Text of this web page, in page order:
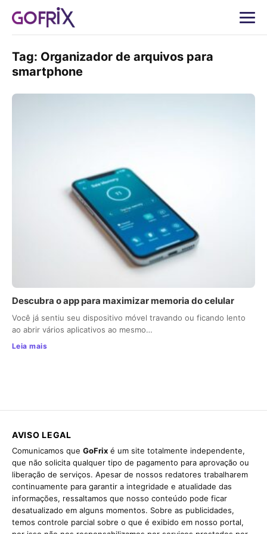
Tag: Organizador de arquivos para
smartphone
Descubra o app para maximizar memoria do celular
Você já sentiu seu dispositivo móvel travando ou ficando lento
ao abrir vários aplicativos ao mesmo…
Leia mais
AVISO LEGAL
Comunicamos que GoFrix é um site totalmente independente,
que não solicita qualquer tipo de pagamento para aprovação ou
liberação de serviços. Apesar de nossos redatores trabalharem
continuamente para garantir a integridade e atualidade das
informações, ressaltamos que nosso conteúdo pode ficar
desatualizado em alguns momentos. Sobre as publicidades,
temos controle parcial sobre o que é exibido em nosso portal,